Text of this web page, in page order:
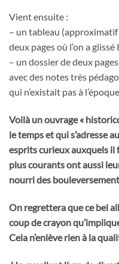
Vient ensuite :
– un tableau (approximatif
deux pages où l’on a
– un dossier de deux
avec des notes très
qui n’existait pas à
Voilà un ouvrage «
le temps et qui s’adresse
esprits curieux auxquels il
plus courants ont aussi
nourri des
On regrettera que ce bel
coup de crayon
Cela n’enlève rien à la